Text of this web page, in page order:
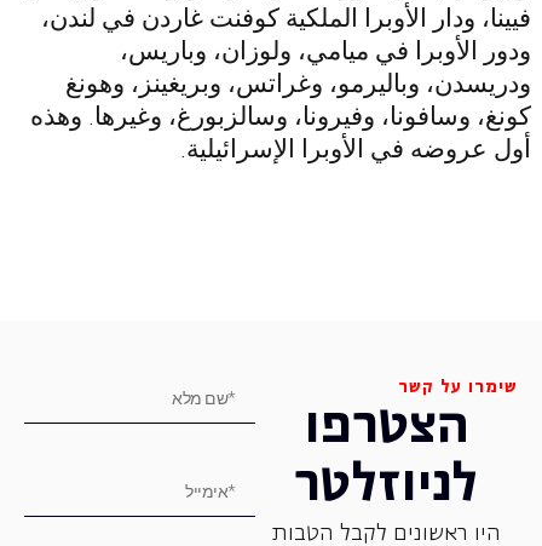
فيينا، ودار الأوبرا الملكية كوفنت غاردن في لندن،
ودور الأوبرا في ميامي، ولوزان، وباريس،
ودريسدن، وباليرمو، وغراتس، وبريغينز، وهونغ
كونغ، وسافونا، وفيرونا، وسالزبورغ، وغيرها. وهذه
أول عروضه في الأوبرا الإسرائيلية.
שימרו על קשר
הצטרפו
לניוזלטר
היו ראשונים לקבל הטבות